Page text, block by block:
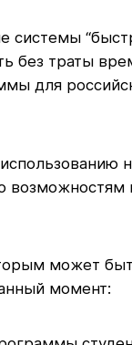
без траты
для
может
момент: